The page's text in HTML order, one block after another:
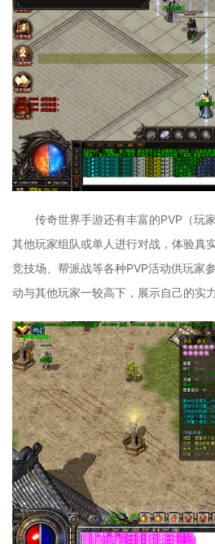
传奇世界手游还有丰富的PVP（玩
其他玩家组队或单人进行对战，体验真
竞技场、帮派战等各种PVP活动供玩家
动与其他玩家一较高下，展示自己的实力